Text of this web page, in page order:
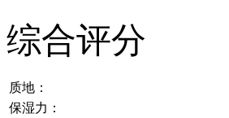
综合评分
质地：
保湿力：